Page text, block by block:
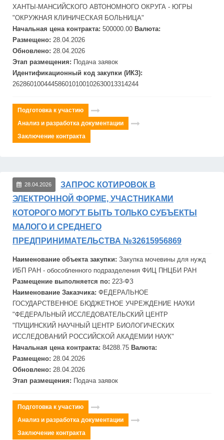
ХАНТЫ-МАНСИЙСКОГО АВТОНОМНОГО ОКРУГА - ЮГРЫ
"ОКРУЖНАЯ КЛИНИЧЕСКАЯ БОЛЬНИЦА"
Начальная цена контракта: 500000.00 Валюта:
Размещено: 28.04.2026
Обновлено: 28.04.2026
Этап размещения: Подача заявок
Идентификационный код закупки (ИКЗ):
262860100444586010100102630013314244
Подготовка к участию
Анализ и разработка документации
Заключение контракта
28.04.2026
ЗАПРОС КОТИРОВОК В
ЭЛЕКТРОННОЙ ФОРМЕ, УЧАСТНИКАМИ
КОТОРОГО МОГУТ БЫТЬ ТОЛЬКО СУБЪЕКТЫ
МАЛОГО И СРЕДНЕГО
ПРЕДПРИНИМАТЕЛЬСТВА №32615956869
Наименование объекта закупки: Закупка мочевины для нужд
ИБП РАН - обособленного подразделения ФИЦ ПНЦБИ РАН
Размещение выполняется по: 223-ФЗ
Наименование Заказчика: ФЕДЕРАЛЬНОЕ
ГОСУДАРСТВЕННОЕ БЮДЖЕТНОЕ УЧРЕЖДЕНИЕ НАУКИ
"ФЕДЕРАЛЬНЫЙ ИССЛЕДОВАТЕЛЬСКИЙ ЦЕНТР
"ПУЩИНСКИЙ НАУЧНЫЙ ЦЕНТР БИОЛОГИЧЕСКИХ
ИССЛЕДОВАНИЙ РОССИЙСКОЙ АКАДЕМИИ НАУК"
Начальная цена контракта: 84288.75 Валюта:
Размещено: 28.04.2026
Обновлено: 28.04.2026
Этап размещения: Подача заявок
Подготовка к участию
Анализ и разработка документации
Заключение контракта